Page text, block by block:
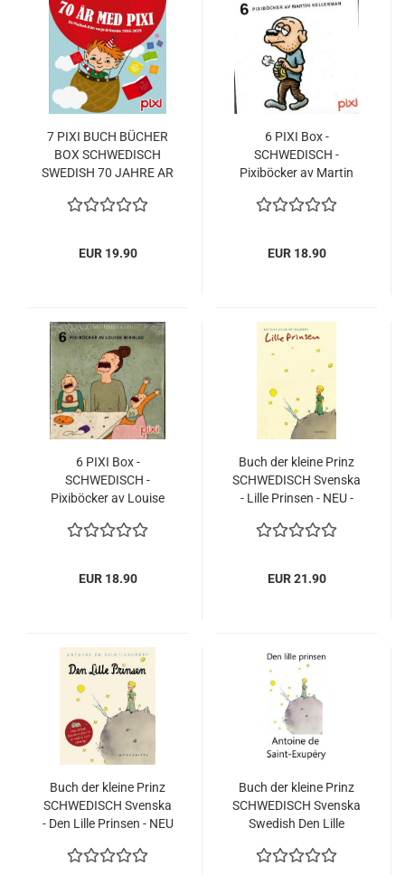
7 PIXI BUCH BÜCHER
BOX SCHWEDISCH
SWEDISH 70 JAHRE AR
NEW
EUR 19.90
6 PIXI Box -
SCHWEDISCH -
Pixiböcker av Martin
Svenska Pixibücher
EUR 18.90
6 PIXI Box -
SCHWEDISCH -
Pixiböcker av Louise
Svenska Pixibücher
EUR 18.90
Buch der kleine Prinz
SCHWEDISCH Svenska
- Lille Prinsen - NEU -
Exupery
EUR 21.90
Buch der kleine Prinz
SCHWEDISCH Svenska
- Den Lille Prinsen - NEU
Exupery
Buch der kleine Prinz
SCHWEDISCH Svenska
Swedish Den Lille
NEU